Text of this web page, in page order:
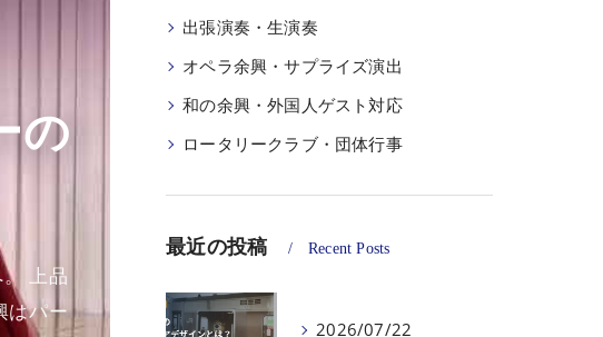
の
上品
はパー
出張演奏・生演奏
オペラ余興・サプライズ演出
和の余興・外国人ゲスト対応
ロータリークラブ・団体行事
最近の投稿 Recent Posts
2026/07/22